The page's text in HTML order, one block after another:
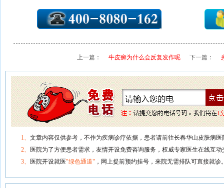
上一篇： 牛皮癣为什么会反复发作呢 下一篇：
1、 文章内容仅供参考，不作为疾病诊疗依据，患者请前往长春华山皮肤病医
2、
医院为了方便患者需求，友情开设免费咨询服务，权威专家医生在线互动
3、
医院开设就医"绿色通道" ，网上提前预约挂号，来院无需排队可直接就诊